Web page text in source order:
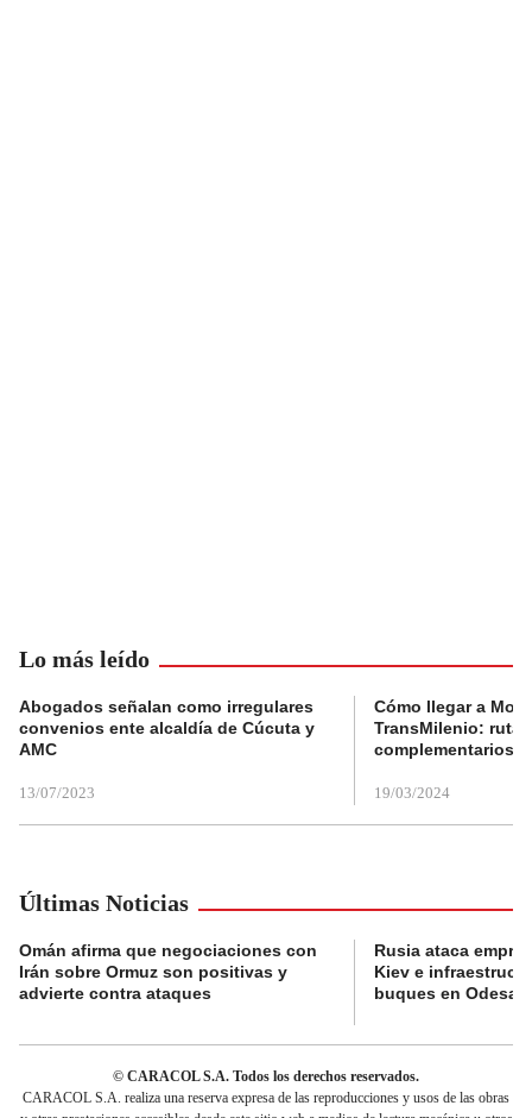
Lo más leído
Abogados señalan como irregulares
convenios ente alcaldía de Cúcuta y
AMC
13/07/2023
Cómo llegar a
TransMilenio:
complementarios
19/03/2024
Últimas Noticias
Omán afirma que negociaciones con
Irán sobre Ormuz son positivas y
advierte contra ataques
Rusia ataca
Kiev e
buques en Odesa
© CARACOL S.A. Todos los derechos reservados.
CARACOL S.A. realiza una reserva expresa de las reproducciones y usos de las obras